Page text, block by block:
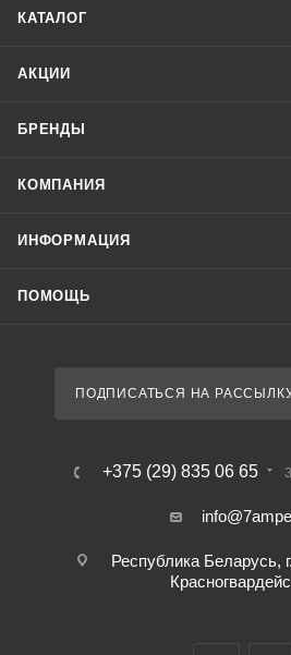
КАТАЛОГ
АКЦИИ
БРЕНДЫ
КОМПАНИЯ
ИНФОРМАЦИЯ
ПОМОЩЬ
ПОДПИСАТЬСЯ НА
+375 (29) 835 06 65
Республика Беларусь,